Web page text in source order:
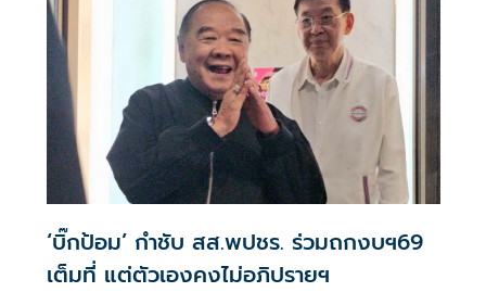
‘บิ๊กป้อม’ กำชับ สส.พปชร. ร่วมถกงบฯ69
เต็มที่ แต่ตัวเองคงไม่อภิปรายฯ